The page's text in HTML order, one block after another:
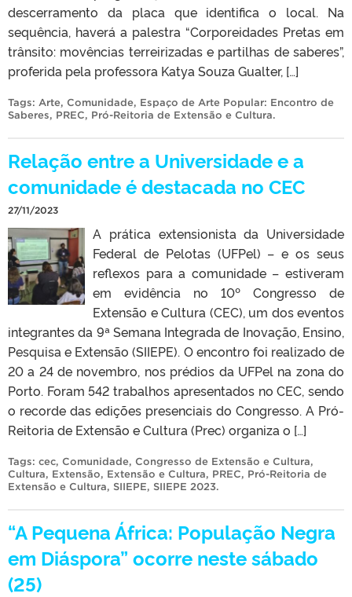
descerramento da placa que identifica o local. Na
sequência, haverá a palestra “Corporeidades Pretas em
trânsito: movências terreirizadas e partilhas de saberes”,
proferida pela professora Katya Souza Gualter, […]
Tags: Arte, Comunidade, Espaço de Arte Popular: Encontro de
Saberes, PREC, Pró-Reitoria de Extensão e Cultura.
Relação entre a Universidade e a
comunidade é destacada no CEC
27/11/2023
A prática extensionista da Universidade
Federal de Pelotas (UFPel) – e os seus
reflexos para a comunidade – estiveram
em evidência no 10º Congresso de
Extensão e Cultura (CEC), um dos eventos
integrantes da 9ª Semana Integrada de Inovação, Ensino,
Pesquisa e Extensão (SIIEPE). O encontro foi realizado de
20 a 24 de novembro, nos prédios da UFPel na zona do
Porto. Foram 542 trabalhos apresentados no CEC, sendo
o recorde das edições presenciais do Congresso. A Pró-
Reitoria de Extensão e Cultura (Prec) organiza o […]
Tags: cec, Comunidade, Congresso de Extensão e Cultura,
Cultura, Extensão, Extensão e Cultura, PREC, Pró-Reitoria de
Extensão e Cultura, SIIEPE, SIIEPE 2023.
“A Pequena África: População Negra
em Diáspora” ocorre neste sábado
(25)